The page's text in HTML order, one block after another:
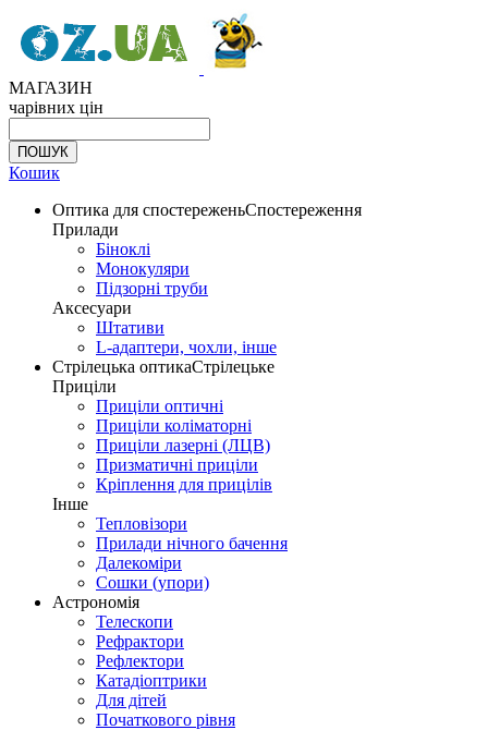
МАГАЗИН
чарівних цін
Кошик
Оптика для спостереженьСпостереження
Прилади
Біноклі
Монокуляри
Підзорні труби
Аксесуари
Штативи
L-адаптери, чохли, інше
Стрілецька оптикаСтрілецьке
Приціли
Приціли оптичні
Приціли коліматорні
Приціли лазерні (ЛЦВ)
Призматичні приціли
Кріплення для прицілів
Інше
Тепловізори
Прилади нічного бачення
Далекоміри
Сошки (упори)
Астрономія
Телескопи
Рефрактори
Рефлектори
Катадіоптрики
Для дітей
Початкового рівня